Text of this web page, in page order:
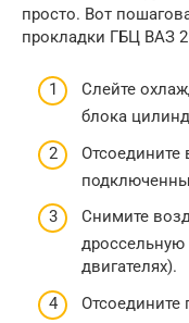
просто. Вот
прокладки ГБЦ ВАЗ
Слейте
блока
Отсоедините
Снимите
двигателях).
Отсоедините